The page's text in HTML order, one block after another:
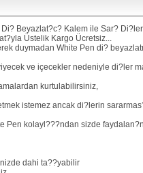
Beyazlat?c? Kalem ile Sar?
Üstelik Kargo Ücretsiz...
duymadan White Pen di?
ve içecekler nedeniyle di?ler
kurtulabilirsiniz,
istemez ancak di?lerin
Pen kolayl???ndan sizde
dahi ta??yabilir